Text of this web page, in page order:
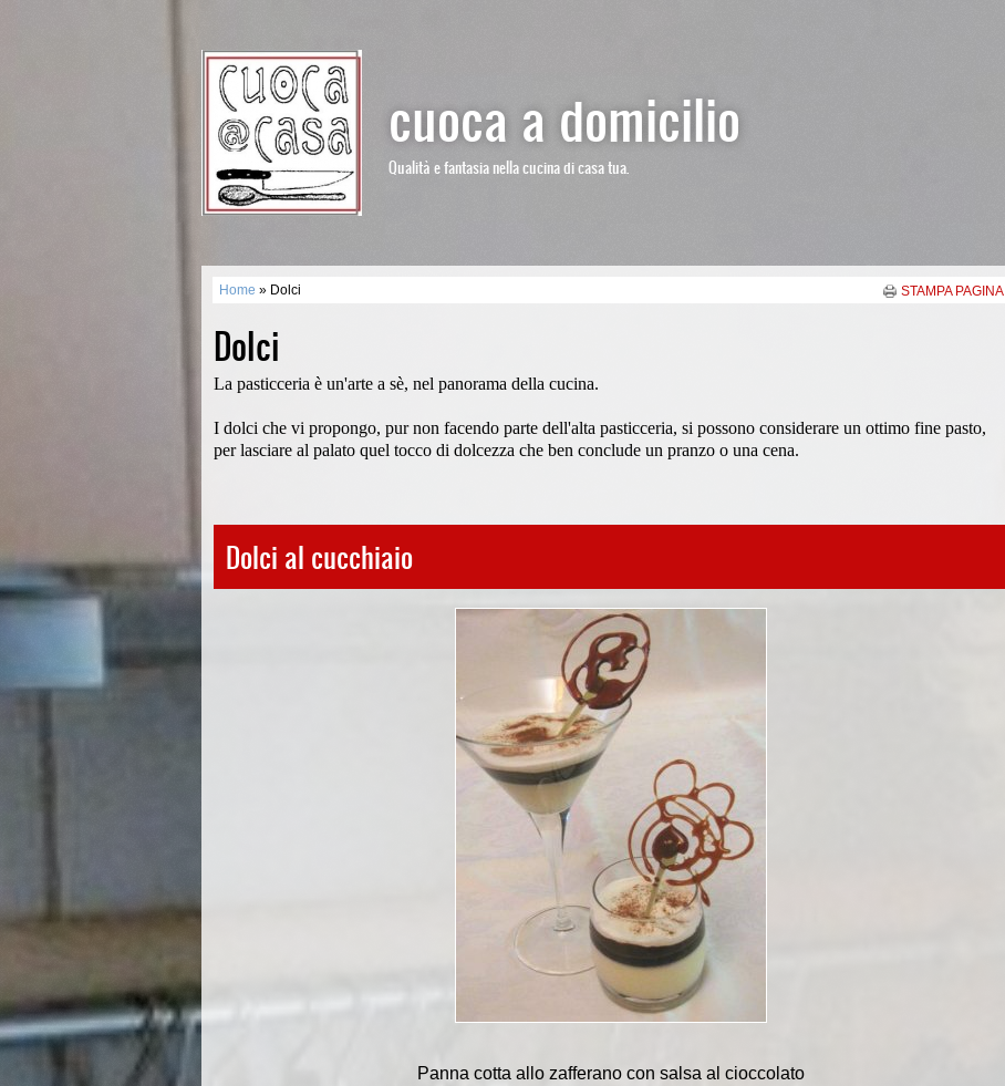
cuoca a domicilio
Qualità e fantasia nella cucina di casa tua.
Home » Dolci
Dolci
STAMPA PAGINA
La pasticceria è un'arte a sè, nel panorama della cucina.
I dolci che vi propongo, pur non facendo parte dell'alta pasticceria, si possono considerare un ottimo fine pasto,
per lasciare al palato quel tocco di dolcezza che ben conclude un pranzo o una cena.
Dolci al cucchiaio
Panna cotta allo zafferano con salsa al cioccolato